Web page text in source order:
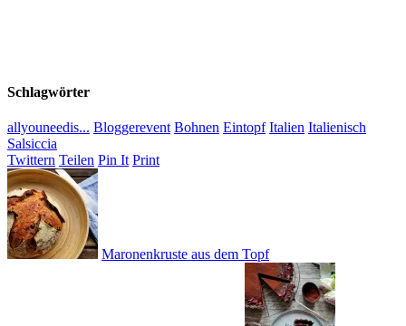
Schlagwörter
allyouneedis... Bloggerevent Bohnen Eintopf Italien Italienisch
Salsiccia
Twittern Teilen Pin It Print
Maronenkruste aus dem Topf